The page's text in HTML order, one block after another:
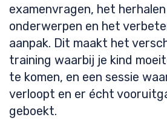
examenvragen, het
onderwerpen en het
aanpak. Dit maakt het
training waarbij je kind
te komen, en een sessie
verloopt en er écht
geboekt.